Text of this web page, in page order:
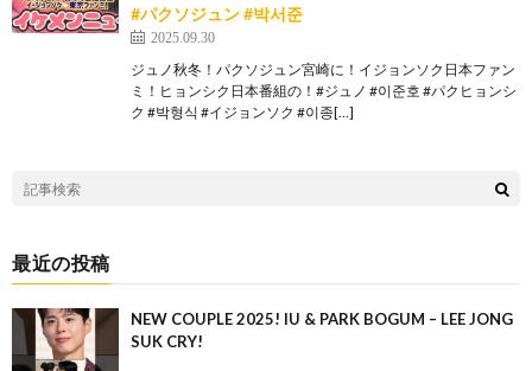
#パクソジュン #박서준
2025.09.30
ジュノ秋冬！パクソジュン宮崎に！イジョンソク日本ファン
ミ！ヒョンシク日本番組の！#ジュノ #이준호 #パクヒョンシ
ク #박형식 #イジョンソク #이종[…]
最近の投稿
NEW COUPLE 2025! IU & PARK BOGUM – LEE JONG
SUK CRY!